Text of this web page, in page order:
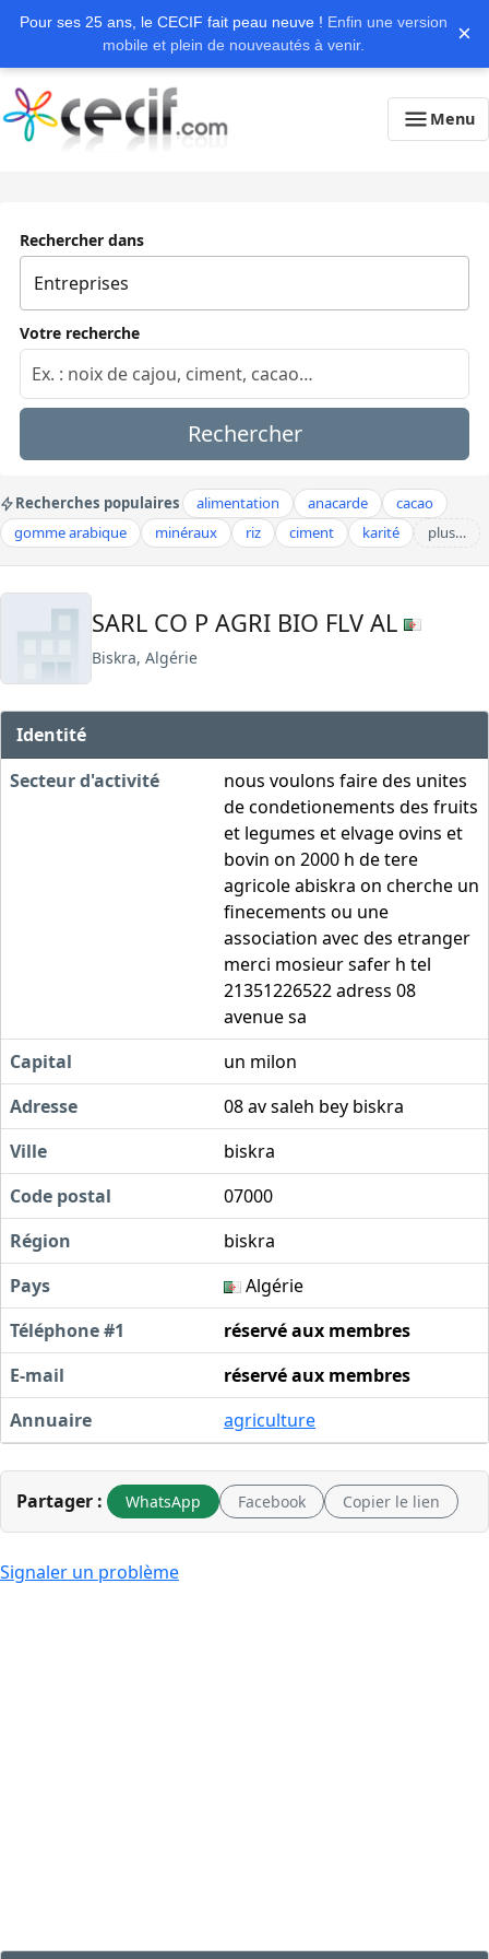
Pour ses 25 ans, le CECIF fait peau neuve ! Enfin une version
mobile et plein de nouveautés à venir.
×
Menu
Rechercher dans
Votre recherche
Rechercher
Recherches populaires alimentation anacarde
cacao
gomme arabique
minéraux riz ciment karité plus…
SARL CO P AGRI BIO FLV AL
Biskra, Algérie
Identité
Secteur d'activité
nous voulons faire des unites
de condetionements des fruits
et legumes et elvage ovins et
bovin on 2000 h de tere
agricole abiskra on cherche un
finecements ou une
association avec des etranger
merci mosieur safer h tel
21351226522 adress 08
avenue sa
Capital
un milon
Adresse
08 av saleh bey biskra
Ville
biskra
Code postal
07000
Région
biskra
Pays
Algérie
Téléphone #1
réservé aux membres
E-mail
réservé aux membres
Annuaire
agriculture
Partager : WhatsApp Facebook Copier le lien
Signaler un problème